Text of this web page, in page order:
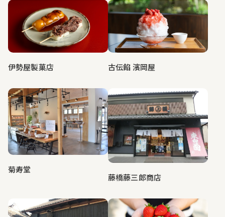
伊勢屋製菓店 古伝餡 濱岡屋
菊寿堂
藤橋藤三郎商店